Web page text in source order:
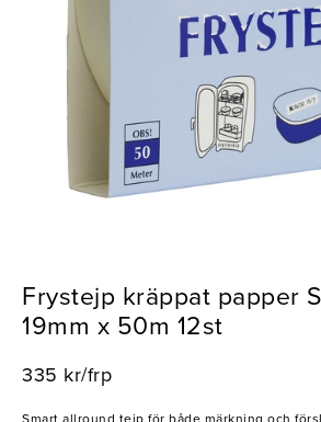
Frystejp kräppat papper
19mm x 50m 12st
335 kr/frp
Smart allround tejp för både märkning och